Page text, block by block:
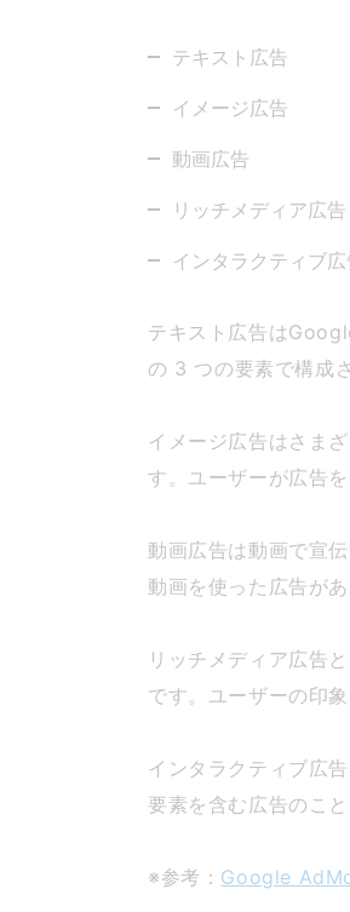
テキスト広告
イメージ広告
動画広告
リッチメディア広告
インタラクティブ広
テキスト広告は
の 3 つの要素で構成
イメージ広告はさま
す。ユーザーが広告
動画広告は動画で宣
動画を使った広告があ
リッチメディア広告
です。ユーザーの印
インタラクティブ広
要素を含む広告のこと
※参考： Google